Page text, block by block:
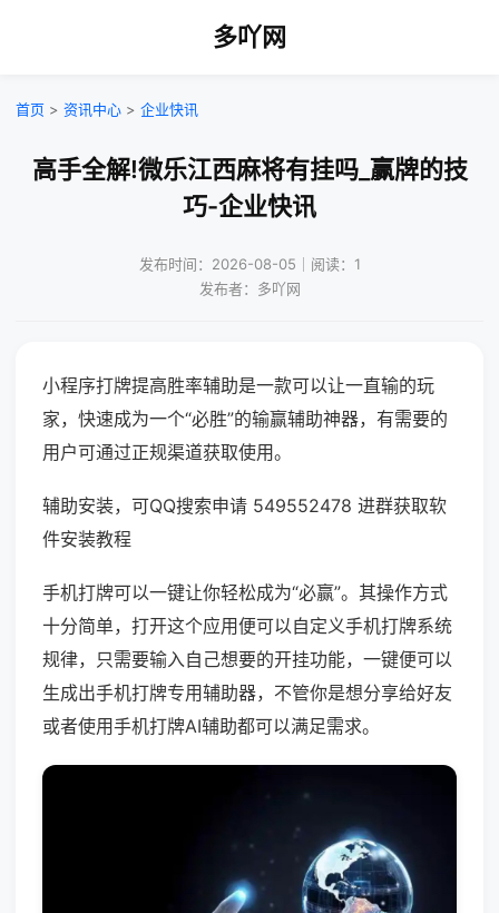
多吖网
首页 > 资讯中心 > 企业快讯
高手全解!微乐江西麻将有挂吗_赢牌的技
巧-企业快讯
发布时间：2026-08-05｜阅读：1
发布者：多吖网
小程序打牌提高胜率辅助是一款可以让一直输的玩
家，快速成为一个“必胜”的输赢辅助神器，有需要的
用户可通过正规渠道获取使用。
辅助安装，可QQ搜索申请 549552478 进群获取软
件安装教程
手机打牌可以一键让你轻松成为“必赢”。其操作方式
十分简单，打开这个应用便可以自定义手机打牌系统
规律，只需要输入自己想要的开挂功能，一键便可以
生成出手机打牌专用辅助器，不管你是想分享给好友
或者使用手机打牌AI辅助都可以满足需求。